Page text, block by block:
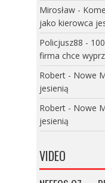
Mirosław-
jako kierowca
Policjusz88 -
firma chce
Robert- Nowe
jesienią
Robert- Nowe
jesienią
VIDEO